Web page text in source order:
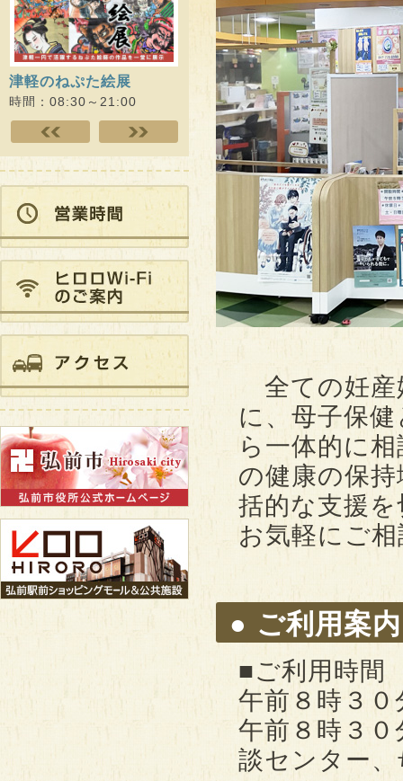
全ての妊産
に、母子保
ら一体的に
の健康の保
括的な支援
お気軽にご
● ご利用案内
■ご利用時間
午前８時３
午前８時３
談センター
津軽のねぷた絵展
時間：08:30～21:00
ひろさき演劇未来プロジ
ェクト ヒロロde…
時間：09:00～21:00
Dr.タ
スア
時間：